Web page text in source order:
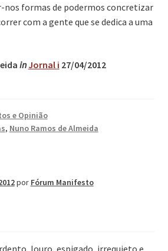
formas de podermos concretizar
com a gente que se dedica a uma
inJornal i 27/04/2012
e Opinião
, Nuno Ramos de Almeida
por Fórum Manifesto